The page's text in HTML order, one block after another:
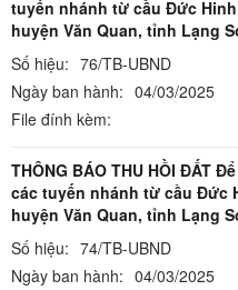
tuyến nhánh từ cầu Đức
huyện Văn Quan, tỉnh Lạng
Số hiệu: 76/TB-UBND
Ngày ban hành: 04/03/2025
File đính kèm:
THÔNG BÁO THU HỒI ĐẤT
các tuyến nhánh từ cầu Đức
huyện Văn Quan, tỉnh Lạng
Số hiệu: 74/TB-UBND
Ngày ban hành: 04/03/2025